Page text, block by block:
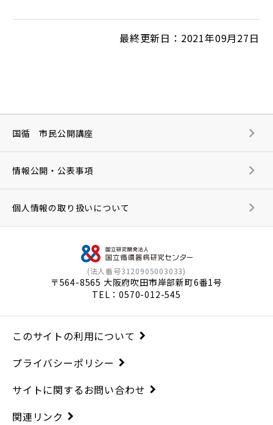
最終更新日：2021年09月27日
(法人番号3120905003033)
〒564-8565 大阪府吹田市岸部新町6番1号
TEL：0570-012-545
国循 市民公開講座
情報公開・公表事項
個人情報の取り扱いについて
このサイトの利用について
プライバシーポリシー
サイトに関するお問い合わせ
関連リンク